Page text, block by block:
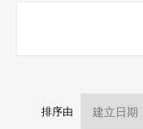
排序由